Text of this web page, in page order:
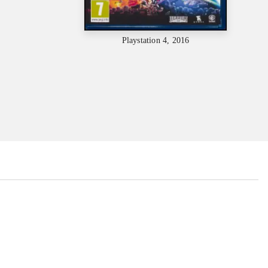
Playstation 4, 2016